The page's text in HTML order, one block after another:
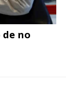
de no